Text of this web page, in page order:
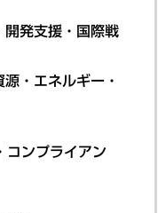
開発支援・国際戦
・エネルギー・
コンプライアン